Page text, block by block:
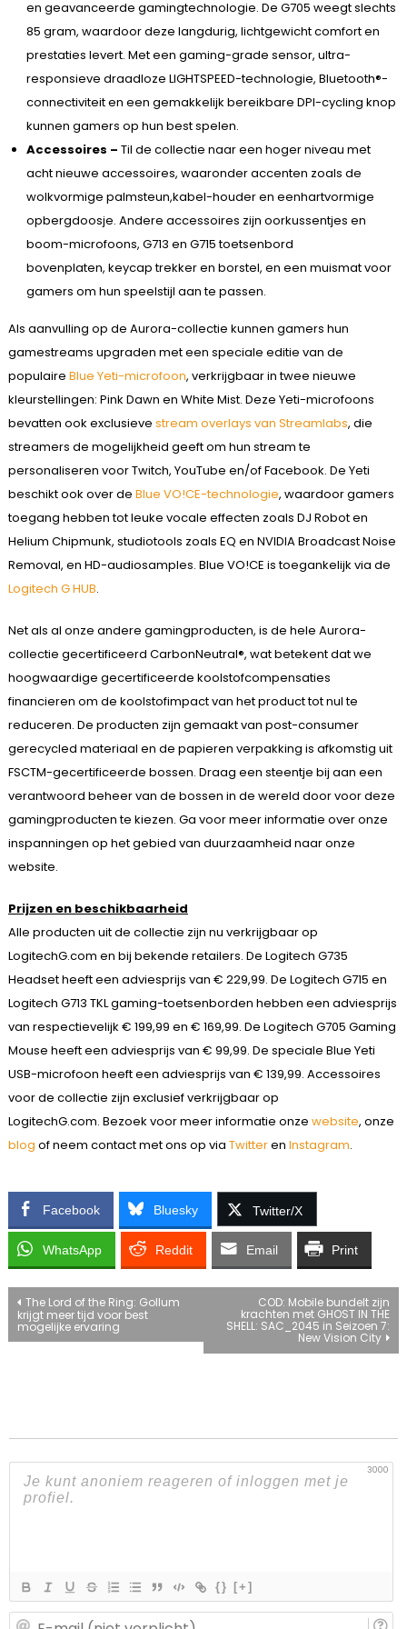
en geavanceerde gamingtechnologie. De G705 weegt slechts
85 gram, waardoor deze langdurig, lichtgewicht comfort en
prestaties levert. Met een gaming-grade sensor, ultra-
responsieve draadloze LIGHTSPEED-technologie, Bluetooth®-
connectiviteit en een gemakkelijk bereikbare DPI-cycling knop
kunnen gamers op hun best spelen.
Accessoires – Til de collectie naar een hoger niveau met
acht nieuwe accessoires, waaronder accenten zoals de
wolkvormige palmsteun,kabel-houder en eenhartvormige
opbergdoosje. Andere accessoires zijn oorkussentjes en
boom-microfoons, G713 en G715 toetsenbord
bovenplaten, keycap trekker en borstel, en een muismat voor
gamers om hun speelstijl aan te passen.
Als aanvulling op de Aurora-collectie kunnen gamers hun
gamestreams upgraden met een speciale editie van de
populaire Blue Yeti-microfoon, verkrijgbaar in twee nieuwe
kleurstellingen: Pink Dawn en White Mist. Deze Yeti-microfoons
bevatten ook exclusieve stream overlays van Streamlabs, die
streamers de mogelijkheid geeft om hun stream te
personaliseren voor Twitch, YouTube en/of Facebook. De Yeti
beschikt ook over de Blue VO!CE-technologie, waardoor gamers
toegang hebben tot leuke vocale effecten zoals DJ Robot en
Helium Chipmunk, studiotools zoals EQ en NVIDIA Broadcast Noise
Removal, en HD-audiosamples. Blue VO!CE is toegankelijk via de
Logitech G HUB.
Net als al onze andere gamingproducten, is de hele Aurora-
collectie gecertificeerd CarbonNeutral®, wat betekent dat we
hoogwaardige gecertificeerde koolstofcompensaties
financieren om de koolstofimpact van het product tot nul te
reduceren. De producten zijn gemaakt van post-consumer
gerecycled materiaal en de papieren verpakking is afkomstig uit
FSCTM-gecertificeerde bossen. Draag een steentje bij aan een
verantwoord beheer van de bossen in de wereld door voor deze
gamingproducten te kiezen. Ga voor meer informatie over onze
inspanningen op het gebied van duurzaamheid naar onze
website.
Prijzen en beschikbaarheid
Alle producten uit de collectie zijn nu verkrijgbaar op
LogitechG.com en bij bekende retailers. De Logitech G735
Headset heeft een adviesprijs van € 229,99. De Logitech G715 en
Logitech G713 TKL gaming-toetsenborden hebben een adviesprijs
van respectievelijk € 199,99 en € 169,99. De Logitech G705 Gaming
Mouse heeft een adviesprijs van € 99,99. De speciale Blue Yeti
USB-microfoon heeft een adviesprijs van € 139,99. Accessoires
voor de collectie zijn exclusief verkrijgbaar op
LogitechG.com. Bezoek voor meer informatie onze website, onze
blog of neem contact met ons op via Twitteren Instagram.
Facebook Bluesky Twitter/X
WhatsApp Reddit Email Print
Bericht
navigatie
The Lord of the Ring: Gollum
krijgt meer tijd voor best
mogelijke ervaring
COD: Mobile bundelt zijn
krachten met GHOST IN THE
SHELL: SAC_2045 in Seizoen 7:
New Vision City
3000
{} [+]